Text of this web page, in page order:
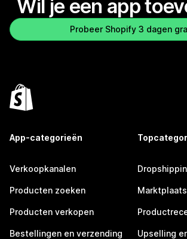
Wil je een app
Probeer Shopify 3 dagen
App-categorieën
Verkoopkanalen
Producten zoeken
Producten verkopen
Bestellingen en verzending Upselling